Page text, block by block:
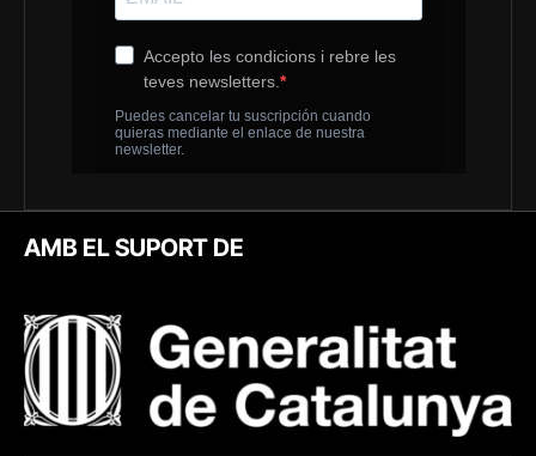
AMB EL SUPORT DE